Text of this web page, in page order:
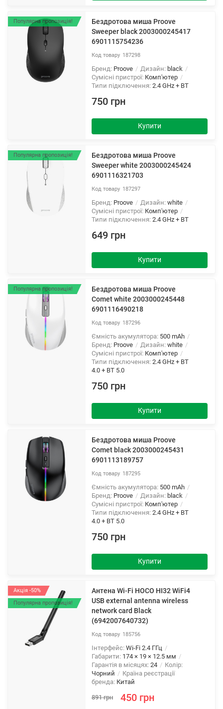
Популярна пропозиція!
Бездротова миша Proove
Sweeper black 2003000245417
6901115754236
187298
Бренд: Proove Дизайн: black
Сумісні пристрої: Комп'ютер
Типи підключення: 2.4 GHz + BT
750 грн
Купити
Популярна пропозиція!
Бездротова миша Proove
Sweeper white 2003000245424
6901116321703
187297
Бренд: Proove Дизайн: white
Сумісні пристрої: Комп'ютер
Типи підключення: 2.4 GHz + BT
649 грн
Купити
Популярна пропозиція!
Бездротова миша Proove
Comet white 2003000245448
6901116490218
187296
Ємність акумулятора: 500 mAh
Бренд: Proove Дизайн: white
Сумісні пристрої: Комп'ютер
Типи підключення: 2.4 GHz + BT
4.0 + BT 5.0
750 грн
Купити
Бездротова миша Proove
Comet black 2003000245431
6901113189757
187295
Ємність акумулятора: 500 mAh
Бренд: Proove Дизайн: black
Сумісні пристрої: Комп'ютер
Типи підключення: 2.4 GHz + BT
4.0 + BT 5.0
750 грн
Купити
Акція -50%
Популярна пропозиція!
Антена Wi-Fi HOCO HI32 WiFi4
USB external antenna wireless
network card Black
(6942007640732)
185756
Інтерфейс: Wi-Fi 2.4 ГГц
Габарити: 174 × 19 × 12.5 мм
Гарантія в місяцях: 24
Колір:
Чорний
Країна реєстрації
бренда: Китай
891 грн 450 грн